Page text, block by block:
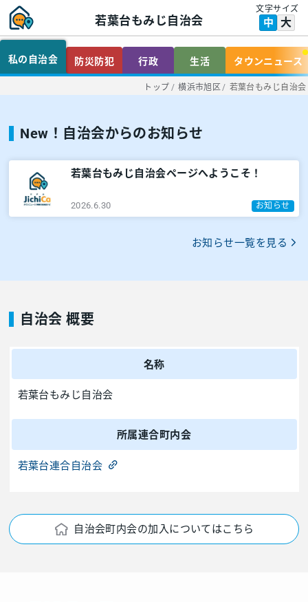
若葉台もみじ自治会
文字サイズ
中 大
私の自治会 防災防犯 行政 生活 タウンニュース
トップ / 横浜市旭区 / 若葉台もみじ自治会
New！自治会からのお知らせ
若葉台もみじ自治会ページへようこそ！
2026.6.30 お知らせ
お知らせ一覧を見る
自治会 概要
名称
若葉台もみじ自治会
所属連合町内会
若葉台連合自治会
自治会町内会の加入についてはこちら